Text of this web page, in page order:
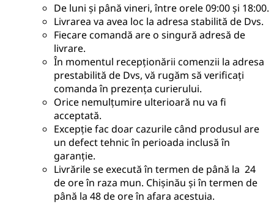
De luni și până vineri, între orele 09:00 și 18:00.
Livrarea va avea loc la adresa stabilită de Dvs.
Fiecare comandă are o singură adresă de
livrare.
În momentul recepționării comenzii la adresa
prestabilită de Dvs, vă rugăm să verificați
comanda în prezența curierului.
Orice nemulțumire ulterioară nu va fi
acceptată.
Excepție fac doar cazurile când produsul are
un defect tehnic în perioada inclusă în
garanție.
Livrările se execută în termen de până la 24
de ore în raza mun. Chișinău și în termen de
până la 48 de ore în afara acestuia.